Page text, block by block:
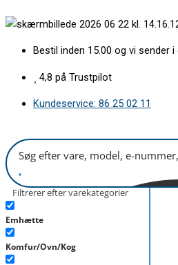
til
Bestil inden 15.00 og vi sender i
4,8 på Trustpilot
Kundeservice: 86 25 02 11
Filtrerer efter varekategorier
Emhætte
Komfur/Ovn/Kog
midt